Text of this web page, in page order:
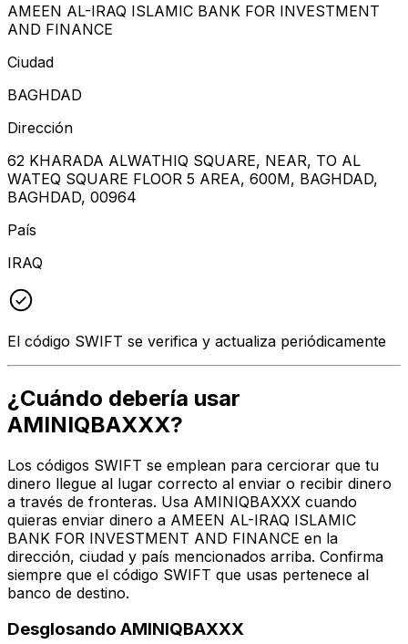
AMEEN AL-IRAQ ISLAMIC BANK FOR INVESTMENT
AND FINANCE
Ciudad
BAGHDAD
Dirección
62 KHARADA ALWATHIQ SQUARE, NEAR, TO AL
WATEQ SQUARE FLOOR 5 AREA, 600M, BAGHDAD,
BAGHDAD, 00964
País
IRAQ
El código SWIFT se verifica y actualiza periódicamente
¿Cuándo debería usar
AMINIQBAXXX?
Los códigos SWIFT se emplean para cerciorar que tu
dinero llegue al lugar correcto al enviar o recibir dinero
a través de fronteras. Usa AMINIQBAXXX cuando
quieras enviar dinero a AMEEN AL-IRAQ ISLAMIC
BANK FOR INVESTMENT AND FINANCE en la
dirección, ciudad y país mencionados arriba. Confirma
siempre que el código SWIFT que usas pertenece al
banco de destino.
Desglosando AMINIQBAXXX